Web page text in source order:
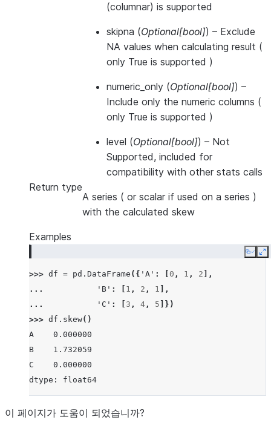
(columnar) is supported
skipna (Optional[bool]) – Exclude
NA values when calculating result (
only True is supported )
numeric_only (Optional[bool]) –
Include only the numeric columns (
only True is supported )
level (Optional[bool]) – Not
Supported, included for
compatibility with other stats calls
Return type
A series ( or scalar if used on a series )
with the calculated skew
Examples
Copy
>>> df = pd . DataFrame ({ 'A' : 0 , 1 , 2 ],
...
'B' : 1 , 2 , 1 ],
...
'C' : 3 , 4 , 5 ]})
>>> df . skew()
A    0.000000
B    1.732059
C    0.000000
dtype: float64
이 페이지가 도움이 되었습니까?